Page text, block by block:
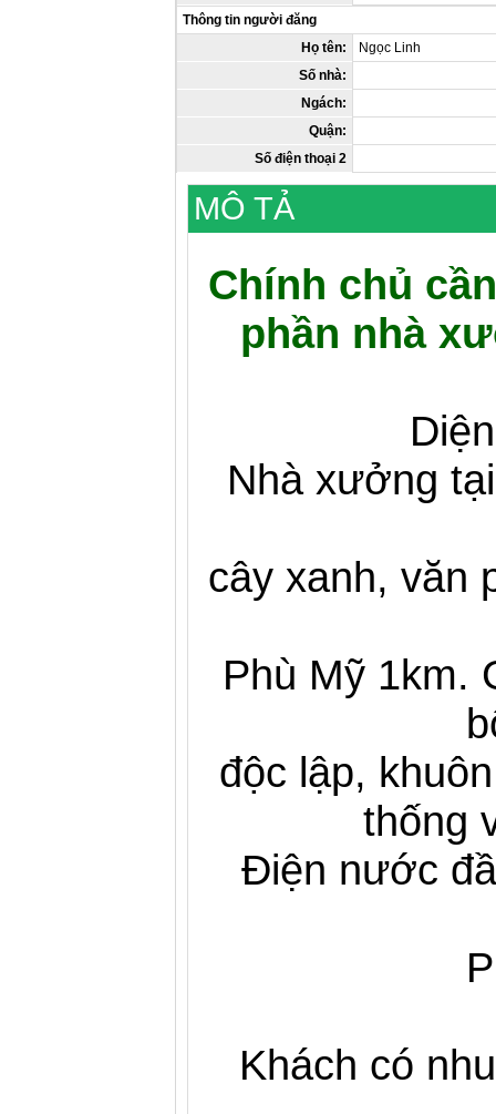
Thông tin người đăng
Họ tên:
Ngọc Linh
Số nhà:
Ngách:
Quận:
Số điện thoại 2
MÔ TẢ
Chính chủ
phần nhà
Nhà xưởng
cây xanh, văn
Phù Mỹ 1km.
độc lập,
thống
Điện nước
Khách có